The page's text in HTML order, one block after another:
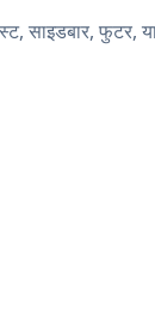
फुटर, या